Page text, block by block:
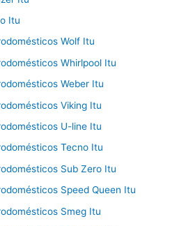
Itu
Wolf Itu
Whirlpool Itu
Weber Itu
Viking Itu
U-line Itu
Tecno Itu
Sub Zero Itu
Speed Queen Itu
Smeg Itu